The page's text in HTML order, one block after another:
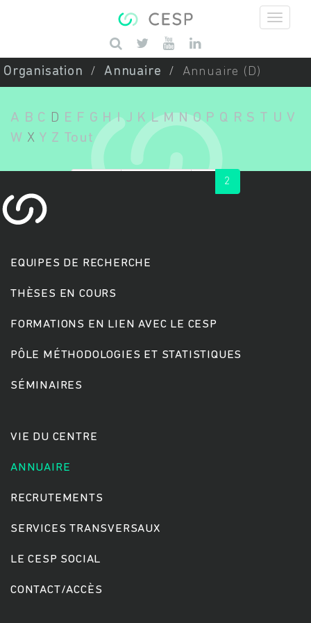
Saisissez vos mots-clés
Organisation Annuaire Annuaire (D)
A B C D E F G H I J K L M N O P Q R S T U V
W X Y Z Tout
2
EQUIPES DE RECHERCHE
THÈSES EN COURS
FORMATIONS EN LIEN AVEC LE CESP
PÔLE MÉTHODOLOGIES ET STATISTIQUES
SÉMINAIRES
VIE DU CENTRE
ANNUAIRE
RECRUTEMENTS
SERVICES TRANSVERSAUX
LE CESP SOCIAL
CONTACT/ACCÈS